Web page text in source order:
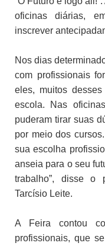
oficinas diárias,
inscrever
Nos dias
com profissionais
eles, muitos
escola. Nas
puderam tirar suas
por meio dos
sua escolha
anseia para o seu
trabalho”, disse o
Tarcísio Leite.
A Feira contou
profissionais, que